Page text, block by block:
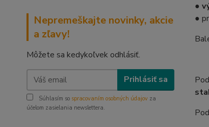
Nepremeškajte novinky, akcie
a zľavy!
Môžete sa kedykoľvek odhlásiť.
Prihlásiť sa
Súhlasím so spracovaním osobných údajov za
účelom zasielania newslettera.
●
●